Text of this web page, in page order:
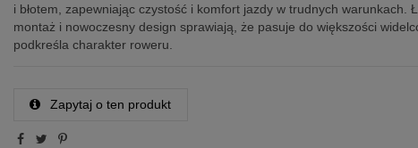
i błotem, zapewniając czystość i komfort jazdy w trudnych warunkach.
montaż i nowoczesny design sprawiają, że pasuje do większości
podkreśla charakter roweru.
Zapytaj o ten produkt